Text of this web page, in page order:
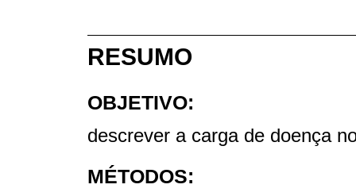
RESUMO
OBJETIVO:
descrever a carga de doença
MÉTODOS: